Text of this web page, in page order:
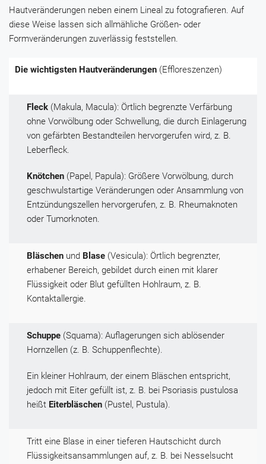
Hautveränderungen neben einem Lineal zu fotografieren. Auf
diese Weise lassen sich allmähliche Größen- oder
Formveränderungen zuverlässig feststellen.
Die wichtigsten Hautveränderungen (Effloreszenzen)
Fleck (Makula, Macula): Örtlich begrenzte Verfärbung
ohne Vorwölbung oder Schwellung, die durch Einlagerung
von gefärbten Bestandteilen hervorgerufen wird, z. B.
Leberfleck.
Knötchen (Papel, Papula): Größere Vorwölbung, durch
geschwulstartige Veränderungen oder Ansammlung von
Entzündungszellen hervorgerufen, z. B. Rheumaknoten
oder Tumorknoten.
Bläschen und Blase (Vesicula): Örtlich begrenzter,
erhabener Bereich, gebildet durch einen mit klarer
Flüssigkeit oder Blut gefüllten Hohlraum, z. B.
Kontaktallergie.
Schuppe (Squama): Auflagerungen sich ablösender
Hornzellen (z. B. Schuppenflechte).
Ein kleiner Hohlraum, der einem Bläschen entspricht,
jedoch mit Eiter gefüllt ist, z. B. bei Psoriasis pustulosa
heißt Eiterbläschen (Pustel, Pustula).
Tritt eine Blase in einer tieferen Hautschicht durch
Flüssigkeitsansammlungen auf, z. B. bei Nesselsucht